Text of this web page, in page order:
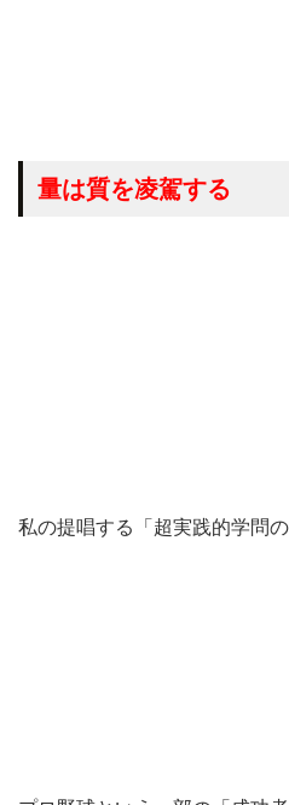
量は質を凌駕する
私の提唱する「超実践的学問